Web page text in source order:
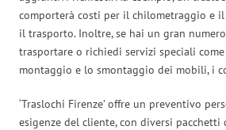
comporterà costi per il chilometraggio e
il trasporto. Inoltre, se hai un gran
trasportare o richiedi servizi speciali
montaggio e lo smontaggio dei mobili, i
‘Traslochi Firenze’ offre un preventivo
esigenze del cliente, con diversi